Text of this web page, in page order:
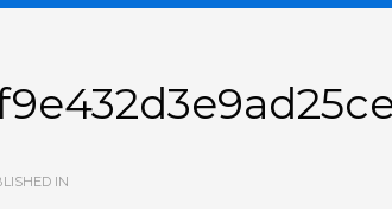
IN